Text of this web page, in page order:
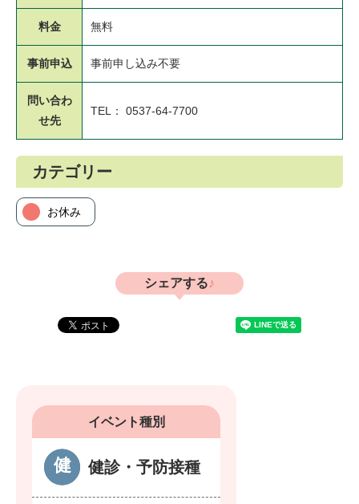
料金 無料
事前申込 事前申し込み不要
問い合わ
せ先
TEL： 0537-64-7700
カテゴリー
お休み
シェアする
イベント種別
健診・予防接種